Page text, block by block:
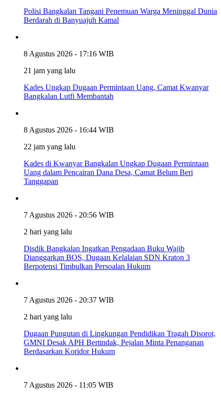
Polisi Bangkalan Tangani Penemuan Warga Meninggal Dunia
Berdarah di Banyuajuh Kamal
8 Agustus 2026 - 17:16 WIB
21 jam yang lalu
Kades Ungkap Dugaan Permintaan Uang, Camat Kwanyar
Bangkalan Lutfi Membantah
8 Agustus 2026 - 16:44 WIB
22 jam yang lalu
Kades di Kwanyar Bangkalan Ungkap Dugaan Permintaan
Uang dalam Pencairan Dana Desa, Camat Belum Beri
Tanggapan
7 Agustus 2026 - 20:56 WIB
2 hari yang lalu
Disdik Bangkalan Ingatkan Pengadaan Buku Wajib
Dianggarkan BOS, Dugaan Kelalaian SDN Kraton 3
Berpotensi Timbulkan Persoalan Hukum
7 Agustus 2026 - 20:37 WIB
2 hari yang lalu
Dugaan Pungutan di Lingkungan Pendidikan Tragah Disorot,
GMNI Desak APH Bertindak, Pejalan Minta Penanganan
Berdasarkan Koridor Hukum
7 Agustus 2026 - 11:05 WIB